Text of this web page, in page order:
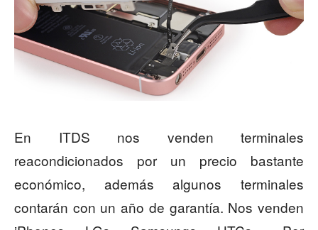
En ITDS nos venden terminales
reacondicionados por un precio bastante
económico, además algunos terminales
contarán con un año de garantía. Nos venden